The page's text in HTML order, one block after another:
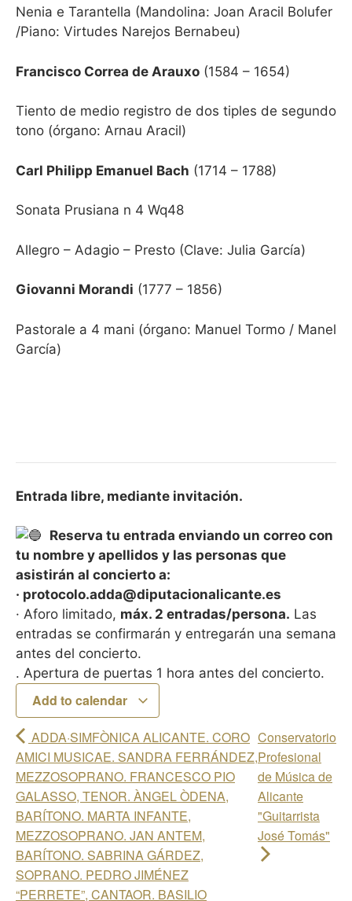
Nenia e Tarantella (Mandolina: Joan Aracil Bolufer
/Piano: Virtudes Narejos Bernabeu)
Francisco Correa de Arauxo (1584 – 1654)
Tiento de medio registro de dos tiples de segundo
tono (órgano: Arnau Aracil)
Carl Philipp Emanuel Bach (1714 – 1788)
Sonata Prusiana n 4 Wq48
Allegro – Adagio – Presto (Clave: Julia García)
Giovanni Morandi (1777 – 1856)
Pastorale a 4 mani (órgano: Manuel Tormo / Manel
García)
Entrada libre, mediante invitación.
Reserva tu entrada enviando un correo con
tu nombre y apellidos y las personas que
asistirán al concierto a:
· protocolo.adda@diputacionalicante.es
· Aforo limitado, máx. 2 entradas/persona. Las
entradas se confirmarán y entregarán una semana
antes del concierto.
. Apertura de puertas 1 hora antes del concierto.
Add to calendar
ADDA·SIMFÒNICA ALICANTE. CORO
AMICI MUSICAE. SANDRA FERRÁNDEZ,
MEZZOSOPRANO. FRANCESCO PIO
GALASSO, TENOR. ÀNGEL ÒDENA,
BARÍTONO. MARTA INFANTE,
MEZZOSOPRANO. JAN ANTEM,
BARÍTONO. SABRINA GÁRDEZ,
SOPRANO. PEDRO JIMÉNEZ
“PERRETE”, CANTAOR. BASILIO
Conservatorio
Profesional
de Música de
Alicante
"Guitarrista
José Tomás"